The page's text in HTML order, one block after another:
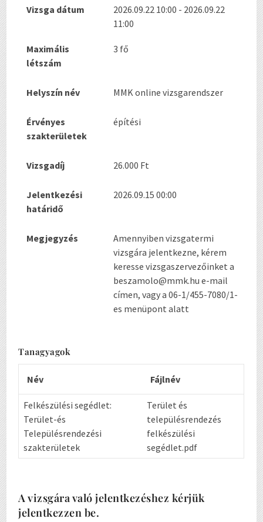
Vizsga dátum
2026.09.22 10:00 - 2026.09.22
11:00
Maximális
létszám
3 fő
Helyszín név MMK online vizsgarendszer
Érvényes
szakterületek
építési
Vizsgadíj 26.000 Ft
Jelentkezési
határidő
2026.09.15 00:00
Megjegyzés
Amennyiben vizsgatermi
vizsgára jelentkezne, kérem
keresse vizsgaszervezőinket a
beszamolo@mmk.hu e-mail
címen, vagy a 06-1/455-7080/1-
es menüpont alatt
Tanagyagok
Név Fájlnév
Felkészülési segédlet:
Terület-és
Településrendezési
szakterületek
Terület és
településrendezés
felkészülési
segédlet.pdf
A vizsgára való jelentkezéshez kérjük
jelentkezzen be.